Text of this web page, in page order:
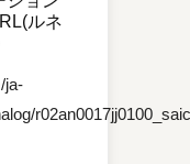
ルネ
ja-